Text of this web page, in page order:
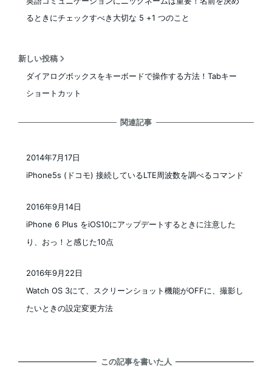
るときにチェックすべき大切な 5 +1 つのこと
新しい投稿
ダイアログボックスをキーボードで操作する方法！Tabキー
ショートカット
関連記事
iPhone5s (ドコモ) 接続しているLTE周波数を調べるコマンド
2014年7月17日
iPhone 6 Plus をiOS10にアップデートするときに注意した
り、おっ！と感じた10点
投稿日
2016年9月14日
Watch OS 3にて、スクリーンショット機能がOFFに、撮影し
たいときの設定変更方法
2016年9月22日
この記事を書いた人